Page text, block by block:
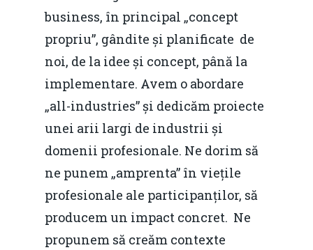
business, în principal „concept
propriu”, gândite și planificate de
noi, de la idee și concept, până la
implementare. Avem o abordare
„all-industries” și dedicăm proiecte
unei arii largi de industrii și
domenii profesionale. Ne dorim să
ne punem „amprenta” în viețile
profesionale ale participanților, să
producem un impact concret. Ne
propunem să creăm contexte